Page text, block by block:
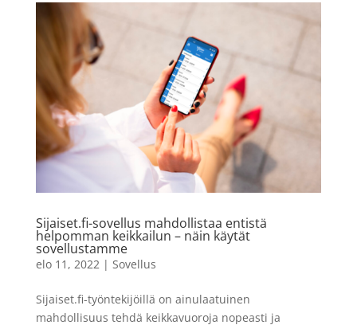
Sijaiset.fi-sovellus mahdollistaa entistä
helpomman keikkailun – näin käytät
sovellustamme
elo 11, 2022| Sovellus
Sijaiset.fi-työntekijöillä on ainulaatuinen
mahdollisuus tehdä keikkavuoroja nopeasti ja